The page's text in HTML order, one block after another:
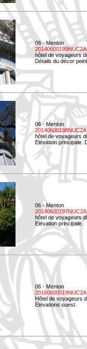
06 - Menton
20140600199NUC2A
hôtel de voyageurs
Détails du décor peint.
06 - Menton
20140600198NUC2A
hôtel de voyageurs
Elévation principale.
06 - Menton
20140600197NUC2A
hôtel de voyageurs
Elévation principale.
06 - Menton
20160600519NUC2A
Hôtel de voyageurs
Elévations ouest.